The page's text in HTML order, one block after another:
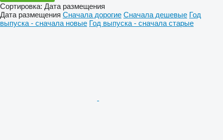
Сортировка: Дата размещения
Дата размещения Сначала дорогие Сначала дешевые Год
выпуска - сначала новые Год выпуска - сначала старые